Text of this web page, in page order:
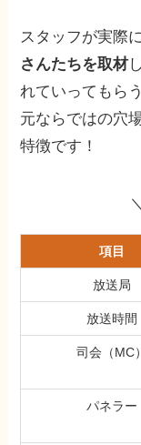
スタッフが実際
さんたちを取材
れていってもら
元ならではの穴
特徴です！
項目
放送局
放送時間
司会（MC）
パネラー